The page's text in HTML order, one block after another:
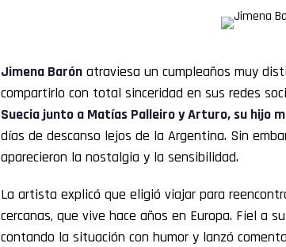
Jimena Barón atraviesa un cumpleaños muy
compartirlo con total sinceridad en sus redes
Suecia junto a Matías Palleiroy Arturo, su hijo
días de descanso lejos de la Argentina. Sin
aparecieron la nostalgia y la sensibilidad.
La artista explicó que eligió viajar para
cercanas, que vive hace años en Europa. Fiel a
contando la situación con humor y lanzó